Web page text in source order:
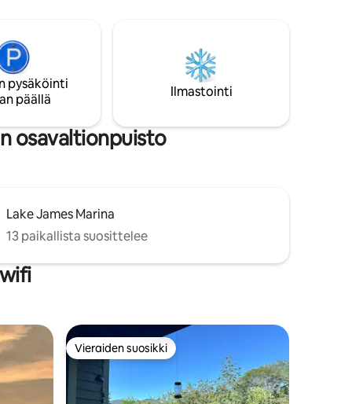
12
Ecusta
Ridge
Keskeisellä paikalla kalastukseen,
retkeilyyn, golfiin, järviin, vesiputouksiin,
jalokivikaivostoimintaan ja Blue Ridge
pysäköinti
päällä
Ilmastointi
osavaltionpuisto
Lake James Marina
13 paikallista suosittelee
Vieraiden suosikki
Vieraiden suosikki